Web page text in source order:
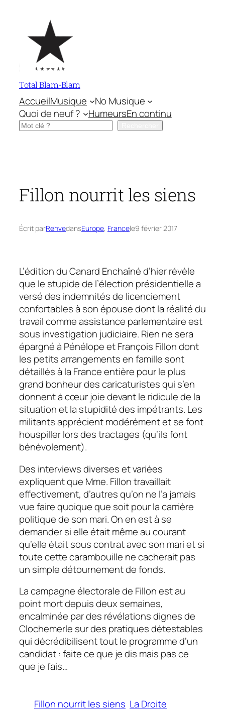
contenu
Total Blam-Blam
AccueilMusique
No Musique
Quoi de neuf ?
HumeursEn continu
Rechercher
Fillon nourrit les siens
Écrit parRehvedansEurope, Francele9 février 2017
L’édition du Canard Enchaîné d’hier révèle
que le stupide de l’élection présidentielle a
versé des indemnités de licenciement
confortables à son épouse dont la réalité du
travail comme assistance parlementaire est
sous investigation judiciaire. Rien ne sera
épargné à Pénélope et François Fillon dont
les petits arrangements en famille sont
détaillés à la France entière pour le plus
grand bonheur des caricaturistes qui s’en
donnent à cœur joie devant le ridicule de la
situation et la stupidité des impétrants. Les
militants apprécient modérément et se font
houspiller lors des tractages (qu’ils font
bénévolement).
Des interviews diverses et variées
expliquent que Mme. Fillon travaillait
effectivement, d’autres qu’on ne l’a jamais
vue faire quoique que soit pour la carrière
politique de son mari. On en est à se
demander si elle était même au courant
qu’elle était sous contrat avec son mari et si
toute cette carambouille ne cacherait pas
un simple détournement de fonds.
La campagne électorale de Fillon est au
point mort depuis deux semaines,
encalminée par des révélations dignes de
Clochemerle sur des pratiques détestables
qui décrédibilisent tout le programme d’un
candidat : faite ce que je dis mais pas ce
que je fais…
Fillon nourrit les siens La Droite